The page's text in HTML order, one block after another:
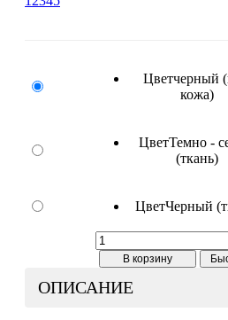
Цветчерный
кожа)
ЦветТемно -
(ткань)
ЦветЧерный
В корзину
ОПИСАНИЕ